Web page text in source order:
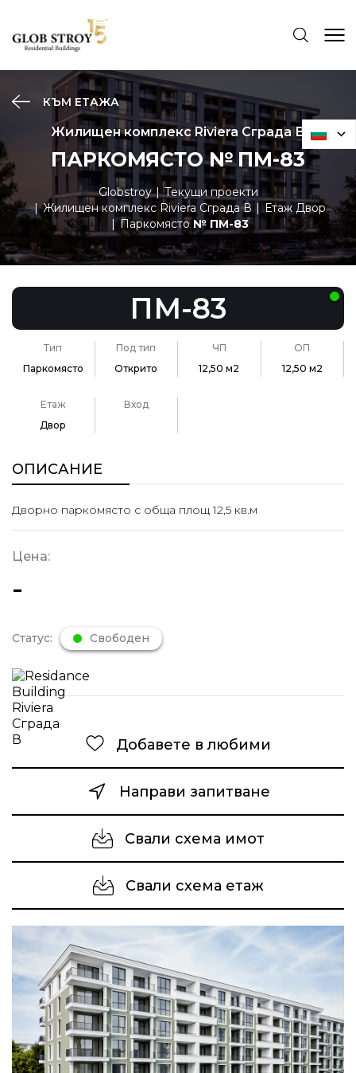
КЪМ ЕТАЖА
Жилищен комплекс Riviera Сграда В
ПАРКОМЯСТО № ПМ-83
Globstroy
Текущи проекти
Жилищен комплекс Riviera Сграда В
Етаж Двор
Паркомясто№ ПМ-83
ПМ-83
Тип
Паркомясто
Под тип
Открито
ЧП
12,50 м2
ОП
12,50 м2
Етаж
Двор
Вход
ОПИСАНИЕ
Дворно паркомясто с обща площ 12,5 кв.м
Цена:
-
Статус: Свободен
Добавете в любими
Направи запитване
Свали схема имот
Свали схема етаж